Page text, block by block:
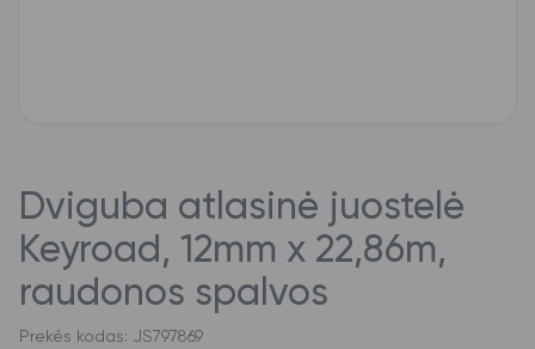
Dviguba atlasinė juostelė
Keyroad, 12mm x 22,86m,
raudonos spalvos
Prekės kodas: JS797869